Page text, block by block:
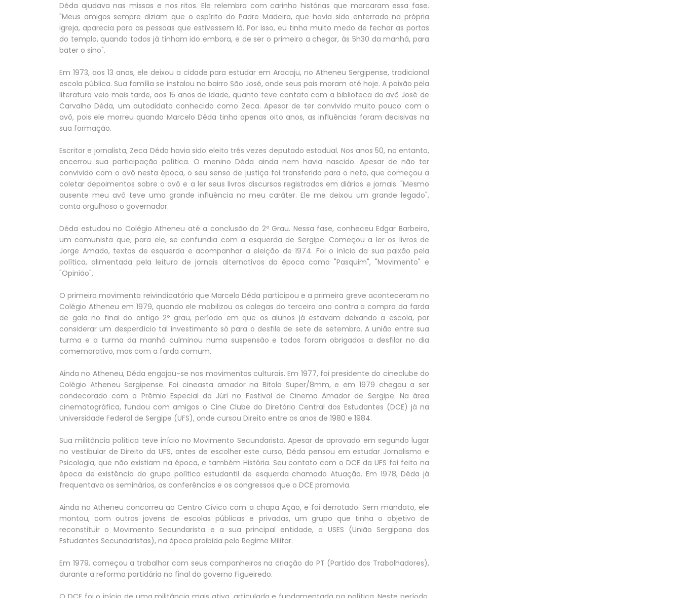
Déda ajudava nas missas e nos ritos. Ele relembra com carinho histórias que marcaram essa fase.
"Meus amigos sempre diziam que o espírito do Padre Madeira, que havia sido enterrado na própria
igreja, aparecia para as pessoas que estivessem lá. Por isso, eu tinha muito medo de fechar as portas
do templo, quando todos já tinham ido embora, e de ser o primeiro a chegar, às 5h30 da manhã, para
bater o sino".
Em 1973, aos 13 anos, ele deixou a cidade para estudar em Aracaju, no Atheneu Sergipense, tradicional
escola pública. Sua família se instalou no bairro São José, onde seus pais moram até hoje. A paixão pela
literatura veio mais tarde, aos 15 anos de idade, quanto teve contato com a biblioteca do avô José de
Carvalho Déda, um autodidata conhecido como Zeca. Apesar de ter convivido muito pouco com o
avô, pois ele morreu quando Marcelo Déda tinha apenas oito anos, as influências foram decisivas na
sua formação.
Escritor e jornalista, Zeca Déda havia sido eleito três vezes deputado estadual. Nos anos 50, no entanto,
encerrou sua participação política. O menino Déda ainda nem havia nascido. Apesar de não ter
convivido com o avô nesta época, o seu senso de justiça foi transferido para o neto, que começou a
coletar depoimentos sobre o avô e a ler seus livros discursos registrados em diários e jornais. "Mesmo
ausente meu avô teve uma grande influência no meu caráter. Ele me deixou um grande legado",
conta orgulhoso o governador.
Déda estudou no Colégio Atheneu até a conclusão do 2º Grau. Nessa fase, conheceu Edgar Barbeiro,
um comunista que, para ele, se confundia com a esquerda de Sergipe. Começou a ler os livros de
Jorge Amado, textos de esquerda e acompanhar a eleição de 1974. Foi o início da sua paixão pela
política, alimentada pela leitura de jornais alternativos da época como "Pasquim", "Movimento" e
"Opinião".
O primeiro movimento reivindicatório que Marcelo Déda participou e a primeira greve aconteceram no
Colégio Atheneu em 1979, quando ele mobilizou os colegas do terceiro ano contra a compra da farda
de gala no final do antigo 2º grau, período em que os alunos já estavam deixando a escola, por
considerar um desperdício tal investimento só para o desfile de sete de setembro. A união entre sua
turma e a turma da manhã culminou numa suspensão e todos foram obrigados a desfilar no dia
comemorativo, mas com a farda comum.
Ainda no Atheneu, Déda engajou-se nos movimentos culturais. Em 1977, foi presidente do cineclube do
Colégio Atheneu Sergipense. Foi cineasta amador na Bitola Super/8mm, e em 1979 chegou a ser
condecorado com o Prêmio Especial do Júri no Festival de Cinema Amador de Sergipe. Na área
cinematográfica, fundou com amigos o Cine Clube do Diretório Central dos Estudantes (DCE) já na
Universidade Federal de Sergipe (UFS), onde cursou Direito entre os anos de 1980 e 1984.
Sua militância política teve início no Movimento Secundarista. Apesar de aprovado em segundo lugar
no vestibular de Direito da UFS, antes de escolher este curso, Déda pensou em estudar Jornalismo e
Psicologia, que não existiam na época, e também História. Seu contato com o DCE da UFS foi feito na
época de existência do grupo político estudantil de esquerda chamado Atuação. Em 1978, Déda já
frequentava os seminários, as conferências e os congressos que o DCE promovia.
Ainda no Atheneu concorreu ao Centro Cívico com a chapa Ação, e foi derrotado. Sem mandato, ele
montou, com outros jovens de escolas públicas e privadas, um grupo que tinha o objetivo de
reconstituir o Movimento Secundarista e a sua principal entidade, a USES (União Sergipana dos
Estudantes Secundaristas), na época proibida pelo Regime Militar.
Em 1979, começou a trabalhar com seus companheiros na criação do PT (Partido dos Trabalhadores),
durante a reforma partidária no final do governo Figueiredo.